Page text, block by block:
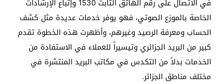
الخاصة بالموزع الصوتي، فهو يوفر خدمات عديدة مثل كشف
الحساب ومعرفة الرصيد وغيرهم، وأظهرت هذه الخطوة تقدم
كبير من البريد الجزائري وتيسيراً للعملاء في الاستفادة من
الخدمات بدلاً من التكدس في مكاتب البريد المنتشرة في
مختلف مناطق الجزائر.